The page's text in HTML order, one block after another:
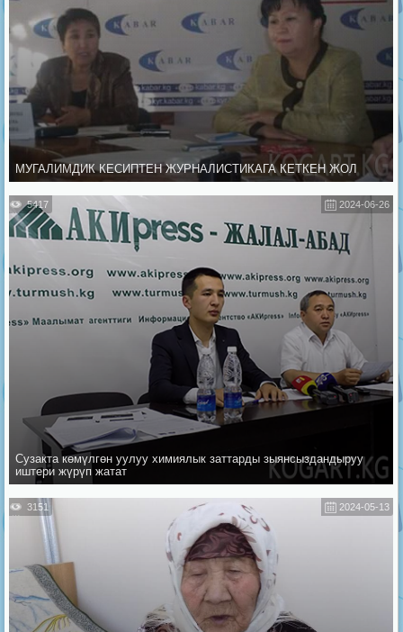
МУГАЛИМДИК КЕСИПТЕН ЖУРНАЛИСТИКАГА КЕТКЕН ЖОЛ
2024-06-26
5417
Сузакта көмүлгөн уулуу химиялык заттарды зыянсыздандыруу
иштери жүрүп жатат
2024-05-13
3151